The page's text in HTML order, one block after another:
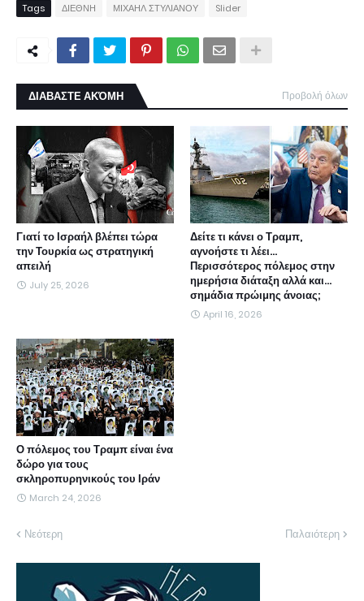
Tags ΔΙΕΘΝΗ ΜΙΧΑΗΛ ΣΤΥΛΙΑΝΟΥ Slider
ΔΙΑΒΑΣΤΕ ΑΚΌΜΗ Προβολή όλων
Γιατί το Ισραήλ βλέπει τώρα
την Τουρκία ως στρατηγική
απειλή
July 25, 2026
Δείτε τι κάνει ο Τραμπ,
αγνοήστε τι λέει...
Περισσότερος πόλεμος στην
ημερήσια διάταξη αλλά και...
σημάδια πρώιμης άνοιας;
April 16, 2026
Ο πόλεμος του Τραμπ είναι ένα
δώρο για τους
σκληροπυρηνικούς του Ιράν
March 24, 2026
Νεότερη Παλαιότερη